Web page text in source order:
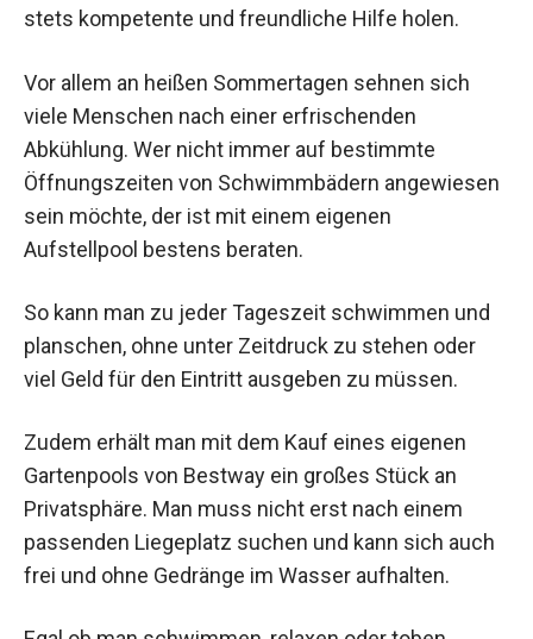
stets kompetente und freundliche Hilfe holen.
Vor allem an heißen Sommertagen sehnen sich
viele Menschen nach einer erfrischenden
Abkühlung. Wer nicht immer auf bestimmte
Öffnungszeiten von Schwimmbädern angewiesen
sein möchte, der ist mit einem eigenen
Aufstellpool bestens beraten.
So kann man zu jeder Tageszeit schwimmen und
planschen, ohne unter Zeitdruck zu stehen oder
viel Geld für den Eintritt ausgeben zu müssen.
Zudem erhält man mit dem Kauf eines eigenen
Gartenpools von Bestway ein großes Stück an
Privatsphäre. Man muss nicht erst nach einem
passenden Liegeplatz suchen und kann sich auch
frei und ohne Gedränge im Wasser aufhalten.